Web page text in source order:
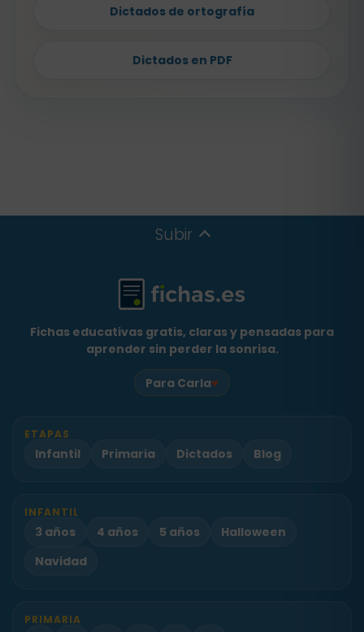
Dictados de ortografía
Dictados en PDF
Subir
Fichas educativas gratis, claras y pensadas para
aprender sin perder la sonrisa.
Para Carla♥
ETAPAS
Infantil Primaria Dictados Blog
INFANTIL
3 años 4 años 5 años
Halloween
Navidad
PRIMARIA